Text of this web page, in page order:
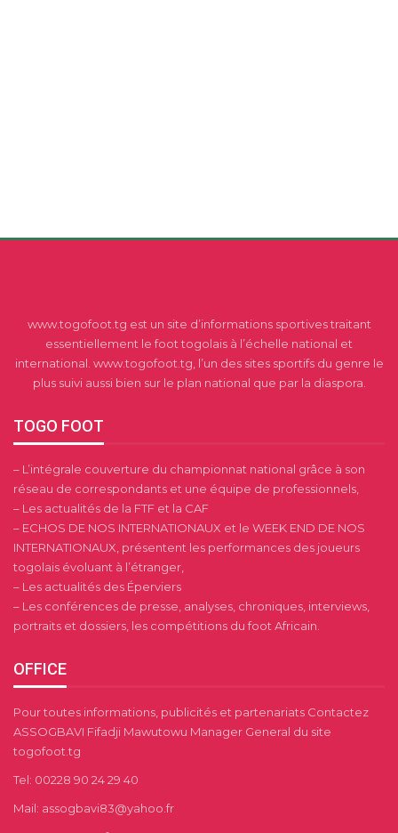
www.togofoot.tg est un site d’informations sportives traitant
essentiellement le foot togolais à l’échelle national et
international. www.togofoot.tg, l’un des sites sportifs du genre le
plus suivi aussi bien sur le plan national que par la diaspora.
TOGO FOOT
– L’intégrale couverture du championnat national grâce à son
réseau de correspondants et une équipe de professionnels,
– Les actualités de la FTF et la CAF
– ECHOS DE NOS INTERNATIONAUX et le WEEK END DE NOS
INTERNATIONAUX, présentent les performances des joueurs
togolais évoluant à l’étranger,
– Les actualités des Éperviers
– Les conférences de presse, analyses, chroniques, interviews,
portraits et dossiers, les compétitions du foot Africain.
OFFICE
Pour toutes informations, publicités et partenariats Contactez
ASSOGBAVI Fifadji Mawutowu Manager General du site
togofoot.tg
Tel: 00228 90 24 29 40
Mail: assogbavi83@yahoo.fr